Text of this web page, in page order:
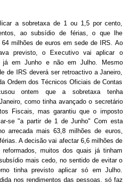
a sobretaxa de 1 ou 1,5 por cento,
ao subsídio de férias, o que lhe
64 milhões de euros em sede de IRS. Ao
previsto, o Executivo vai aplicar o
já em Junho e não em Julho. Mesmo
de IRS deverá ser retroactivo a Janeiro,
Ordem dos Técnicos Oficiais de Contas
ontem que a sobretaxa tenha
como tinha avançado o secretário
Fiscais, mas garantiu que o imposto
se "a partir de 1 de Junho" Com esta
arrecada mais 63,8 milhões de euros,
A decisão vai afectar 6,6 milhões de
reformados, muitos dos quais já tinham
mais cedo, no sentido de evitar o
tinha previsto aplicar só em Julho.
nos rendimentos das pessoas, só faz